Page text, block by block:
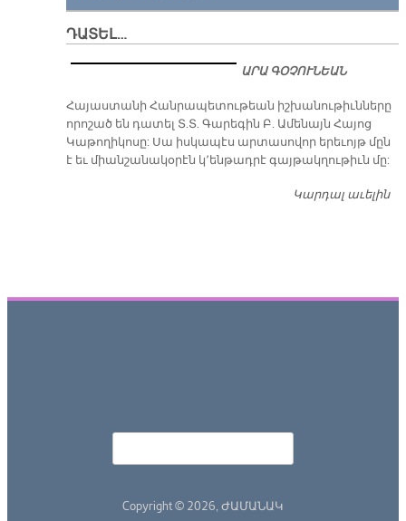
ԴԱՏԵԼ…
ԱՐԱ ԳՕՉՈՒՆԵԱՆ
​Հայաստանի Հանրապետութեան իշխանութիւնները
որոշած են դատել Տ.Տ. Գարեգին Բ. Ամենայն Հայոց
Կաթողիկոսը: Սա իսկապէս արտասովոր երեւոյթ մըն
է եւ միանշանակօրէն կ՚ենթադրէ գայթակղութիւն մը:
Կարդալ աւելին
Copyright © 2026, ԺԱՄԱՆԱԿ